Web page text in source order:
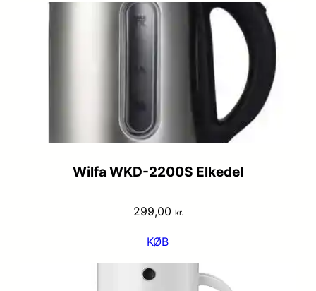
Wilfa WKD-2200S Elkedel
299,00 kr.
KØB